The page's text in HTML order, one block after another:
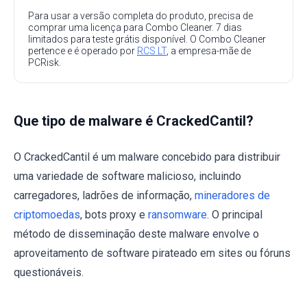
Para usar a versão completa do produto, precisa de
comprar uma licença para Combo Cleaner. 7 dias
limitados para teste grátis disponível. O Combo Cleaner
pertence e é operado por RCS LT, a empresa-mãe de
PCRisk.
Que tipo de malware é CrackedCantil?
O CrackedCantil é um malware concebido para distribuir
uma variedade de software malicioso, incluindo
carregadores, ladrões de informação, mineradores de
criptomoedas, bots proxy e ransomware. O principal
método de disseminação deste malware envolve o
aproveitamento de software pirateado em sites ou fóruns
questionáveis.